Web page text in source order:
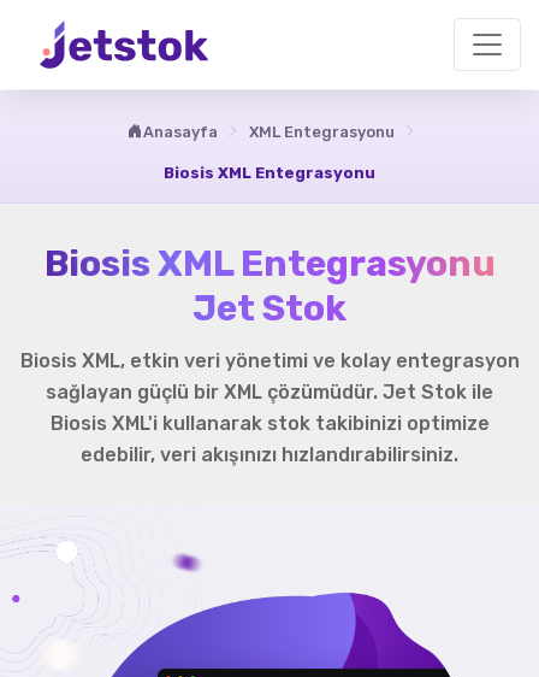
Anasayfa XML Entegrasyonu
Biosis XML Entegrasyonu
Biosis XML Entegrasyonu
Jet Stok
Biosis XML, etkin veri yönetimi ve kolay entegrasyon
sağlayan güçlü bir XML çözümüdür. Jet Stok ile
Biosis XML'i kullanarak stok takibinizi optimize
edebilir, veri akışınızı hızlandırabilirsiniz.